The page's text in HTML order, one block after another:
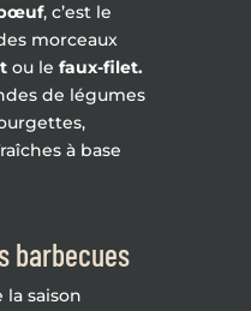
, c’est le
morceaux
ou le faux-filet.
de légumes
à base
barbecues
la saison